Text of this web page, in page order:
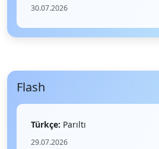
30.07.2026
Flash
Türkçe: Parıltı
29.07.2026